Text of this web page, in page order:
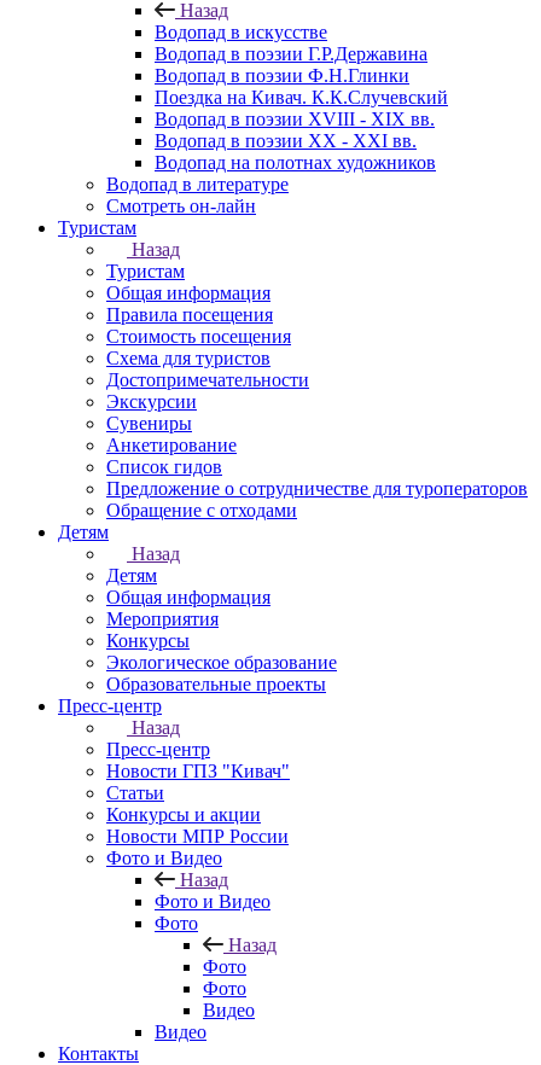
Назад
Водопад в искусстве
Водопад в поэзии Г.Р.Державина
Водопад в поэзии Ф.Н.Глинки
Поездка на Кивач. К.К.Случевский
Водопад в поэзии XVIII - XIX вв.
Водопад в поэзии XX - XXI вв.
Водопад на полотнах художников
Водопад в литературе
Смотреть он-лайн
Туристам
Назад
Туристам
Общая информация
Правила посещения
Стоимость посещения
Схема для туристов
Достопримечательности
Экскурсии
Сувениры
Анкетирование
Список гидов
Предложение о сотрудничестве для туроператоров
Обращение с отходами
Детям
Назад
Детям
Общая информация
Мероприятия
Конкурсы
Экологическое образование
Образовательные проекты
Пресс-центр
Назад
Пресс-центр
Новости ГПЗ "Кивач"
Статьи
Конкурсы и акции
Новости МПР России
Фото и Видео
Назад
Фото и Видео
Фото
Назад
Фото
Фото
Видео
Видео
Контакты